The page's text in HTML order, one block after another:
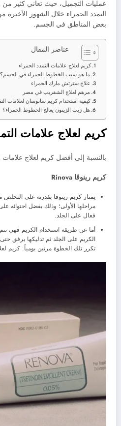
عمليات التجميل، حيث تعاني كثير
التمدد الحمراء خلال الشهور الأخيرة
بعض المناطق في الجسم.
عناصر المقال
كريم لعلاج علامات التمدد الحمراء
ما هو سبب الخطوط الحمراء في الجسم؟
علاج سترتش مارك الحمراء
مرهم لعلاج الشقريب في مصر
كيفية استخدام كريم سانوسان لعلامات
هل زيت الزيتون يعالج الخطوط الحمراء؟
كريم لعلاج علامات
بالنسبة إلى أفضل كريم لعلاج علامات
كريم رينوڤا Rinova
يمتاز كريم رينوفا بقدرته على
مراحلها الأولى؛ وذلك بفضل احتوائه على
فعال على الجلد.
أما عن طريقة استخدام الكريم فهي
الكريم على الجلد ثم تدليكها برفق
تكرر تلك الخطوة مرتين يومياً. كريم